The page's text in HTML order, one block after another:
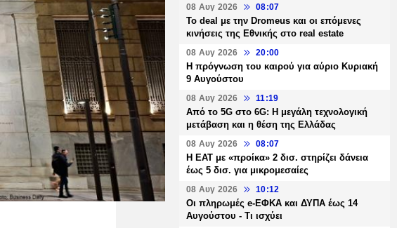
08 Αυγ 2026 08:07
Το deal με την Dromeus και οι επόμενες
κινήσεις της Εθνικής στο real estate
08 Αυγ 2026 20:00
Η πρόγνωση του καιρού για αύριο Κυριακή
9 Αυγούστου
08 Αυγ 2026 11:19
Από το 5G στο 6G: Η μεγάλη τεχνολογική
μετάβαση και η θέση της Ελλάδας
08 Αυγ 2026 08:07
Η ΕΑΤ με «προίκα» 2 δισ. στηρίζει δάνεια
έως 5 δισ. για μικρομεσαίες
08 Αυγ 2026 10:12
Οι πληρωμές e-ΕΦΚΑ και ΔΥΠΑ έως 14
Αυγούστου - Τι ισχύει